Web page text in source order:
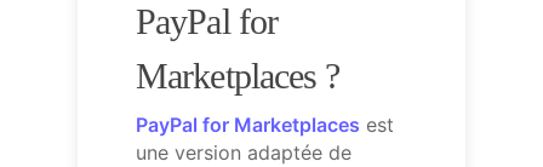
PayPal for
Marketplaces ?
PayPal for Marketplaces est
une version adaptée de